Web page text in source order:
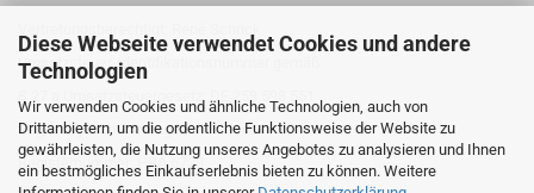
Diese Webseite verwendet Cookies und andere
Technologien
Wir verwenden Cookies und ähnliche Technologien, auch von
Drittanbietern, um die ordentliche Funktionsweise der Website zu
gewährleisten, die Nutzung unseres Angebotes zu analysieren und Ihnen
ein bestmögliches Einkaufserlebnis bieten zu können. Weitere
Umsatzsteuer-Identifikationsnummer gemäß
Registergericht: Amtsgericht Neuss
Registernummer: HRA 6723